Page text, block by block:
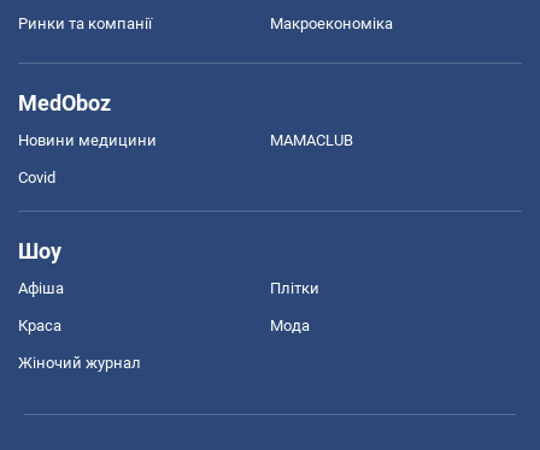
Ринки та компанії Макроекономіка
MedOboz
Новини медицини MAMACLUB
Covid
Шоу
Афіша Плітки
Краса Мода
Жіночий журнал